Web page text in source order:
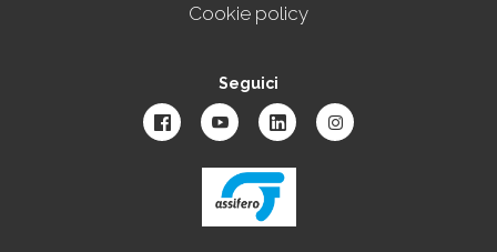
Cookie policy
Seguici